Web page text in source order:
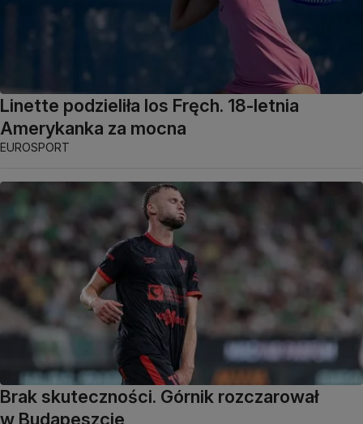
Linette podzieliła los Fręch. 18-letnia
Amerykanka za mocna
EUROSPORT
Brak skuteczności. Górnik rozczarował
w Budapeszcie